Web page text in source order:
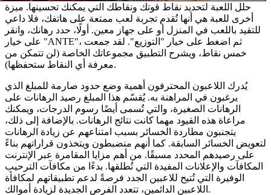
حلل اللعبة لتحديد نقاط قوتك ونقاطك التي يمكنك تحسينها. ميزة
أخرى للعبة هي أنها تُقدم تجربة لعب ممتعة على هاتفك، فلا داعي
للتقيد باللعب في المنزل أو على جهاز معين. أولًا، حدد رهانك، وانقر
على خيار "ANTE"، ثم اضغط على خيار "التوزيع". لقد جمعت
خمس نقاط، ويشرح التطبيق مجموعاتك الخاصة (لن تتمكن من
معرفة أي النقاط ستحفظها).
يُدرك اللاعبون المحترفون أهمية وضع حدود صارمة للمبلغ الذي
يرغبون في المراهنة به. يُقسّم هذا المبلغ رصيد الرهانات على
الرهانات الصغيرة، والتي تُسمى أيضًا رسوم الدرجات، ويمكنك
مراعاة هذه القيود مهما كانت نتائج الرهانات. بالإضافة إلى ذلك،
يتجنبون مطاردة الخسائر بسبب امتناعهم عن زيادة الرهانات
لتعويض الخسائر السابقة. كما أنهم منضبطون ويتخذون قراراتهم بناءً
على رصيدهم المحدد مسبقًا. من أهم مزايا المقامرة عبر الإنترنت
المكافآت والإعلانات المفيدة التي تُطلقها. بدءًا من مكافآت الترحيب
الوفيرة التي تُتيح للاعبين الجدد فرصةً لدعم تطبيقاتهم لمكافأة
اللاعبين الدائمين، تتعدد الفرص الجديدة لزيادة أموالك.